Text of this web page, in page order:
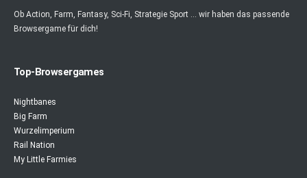
Ob Action, Farm, Fantasy, Sci-Fi, Strategie Sport ... wir haben das passende
Browsergame für dich!
Top-Browsergames
Nightbanes
Big Farm
Wurzelimperium
Rail Nation
My Little Farmies